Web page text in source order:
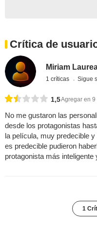
Crítica de
Miriam
1 críticas Sigue
1,5Agregar en
No me gustaron las
desde los protagonistas
la película, muy predecible
es predecible pudieron
protagonista más
1